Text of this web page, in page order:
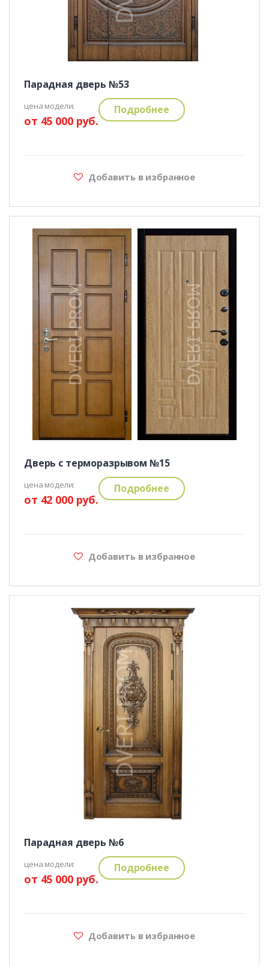
Парадная дверь №53
цена модели:
от 45 000 руб.
Подробнее
Добавить в избранное
Дверь с терморазрывом №15
цена модели:
от 42 000 руб.
Подробнее
Добавить в избранное
Парадная дверь №6
цена модели:
от 45 000 руб.
Подробнее
Добавить в избранное